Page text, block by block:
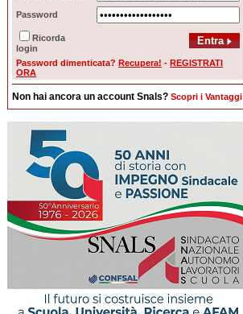
Password
Ricorda
login
Password dimenticata? Recupera! - REGISTRATI
ORA
Non hai ancora un account Snals? Scopri i Vantaggi